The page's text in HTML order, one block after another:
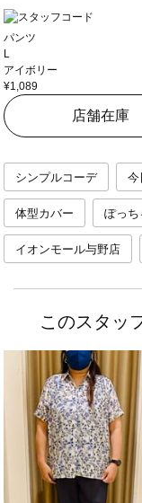
パンツ
L
アイボリー
¥1,089
店舗在庫
シンプルコーデ 今
体型カバー ぽっち
イオンモール与野店
このスタッ